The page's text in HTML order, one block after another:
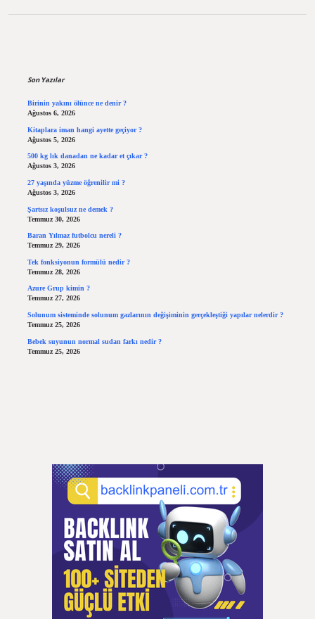
Son Yazılar
Birinin yakını ölünce ne denir ?
Ağustos 6, 2026
Kitaplara iman hangi ayette geçiyor ?
Ağustos 5, 2026
500 kg lık danadan ne kadar et çıkar ?
Ağustos 3, 2026
27 yaşında yüzme öğrenilir mi ?
Ağustos 3, 2026
Şartsız koşulsuz ne demek ?
Temmuz 30, 2026
Baran Yılmaz futbolcu nereli ?
Temmuz 29, 2026
Tek fonksiyonun formülü nedir ?
Temmuz 28, 2026
Azure Grup kimin ?
Temmuz 27, 2026
Solunum sisteminde solunum gazlarının değişiminin gerçekleştiği yapılar nelerdir ?
Temmuz 25, 2026
Bebek suyunun normal sudan farkı nedir ?
Temmuz 25, 2026